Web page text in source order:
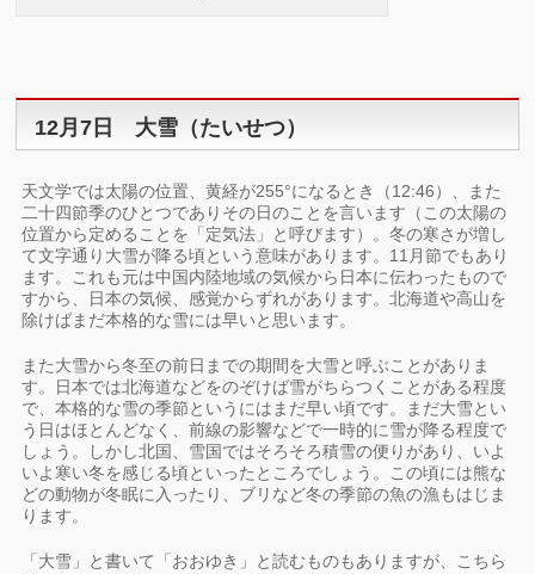
12月7日 大雪（たいせつ）
天文学では太陽の位置、黄経が255°になるとき（12:46）、また
二十四節季のひとつでありその日のことを言います（この太陽の
位置から定めることを「定気法」と呼びます）。冬の寒さが増し
て文字通り大雪が降る頃という意味があります。11月節でもあり
ます。これも元は中国内陸地域の気候から日本に伝わったもので
すから、日本の気候、感覚からずれがあります。北海道や高山を
除けばまだ本格的な雪には早いと思います。
また大雪から冬至の前日までの期間を大雪と呼ぶことがありま
す。日本では北海道などをのぞけば雪がちらつくことがある程度
で、本格的な雪の季節というにはまだ早い頃です。まだ大雪とい
う日はほとんどなく、前線の影響などで一時的に雪が降る程度で
しょう。しかし北国、雪国ではそろそろ積雪の便りがあり、いよ
いよ寒い冬を感じる頃といったところでしょう。この頃には熊な
どの動物が冬眠に入ったり、ブリなど冬の季節の魚の漁もはじま
ります。
「大雪」と書いて「おおゆき」と読むものもありますが、こちら